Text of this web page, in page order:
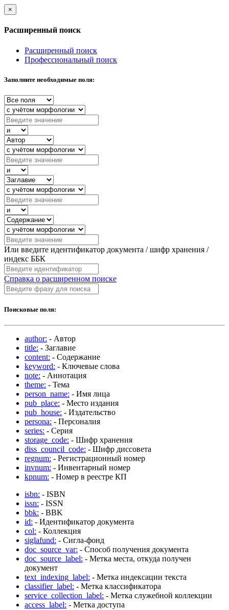
×
Расширенный поиск
Расширенный поиск
Профессиональный поиск
Заполните необходимые поля:
Или введите идентификатор документа / шифр хранения /
индекс ББК
Справка о расширенном поиске
Поисковые поля:
author: - Автор
title: - Заглавие
content: - Содержание
keyword: - Ключевые слова
note: - Аннотация
theme: - Тема
person_name: - Имя лица
pub_place: - Место издания
pub_house: - Издательство
persona: - Персоналия
series: - Серия
storage_code: - Шифр хранения
diss_council_code: - Шифр диссовета
regnum: - Регистрационный номер
invnum: - Инвентарный номер
kpnum: - Номер в реестре КП
isbn: - ISBN
issn: - ISSN
bbk: - BBK
id: - Идентификатор документа
col: - Коллекция
siglafund: - Сигла-фонд
doc_source_var: - Способ получения документа
doc_source_label: - Метка места, откуда получен
документ
text_indexing_label: - Метка индексации текста
classifier_label: - Метка классификатора
service_collection_label: - Метка служебной коллекции
access_label: - Метка доступа